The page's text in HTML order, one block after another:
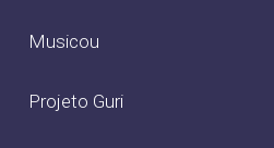
Musicou
Projeto Guri